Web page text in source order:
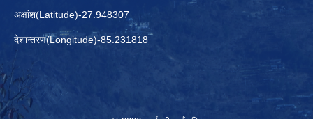
अक्षांश(Latitude)-27.948307
देशान्तरण(Longitude)-85.231818